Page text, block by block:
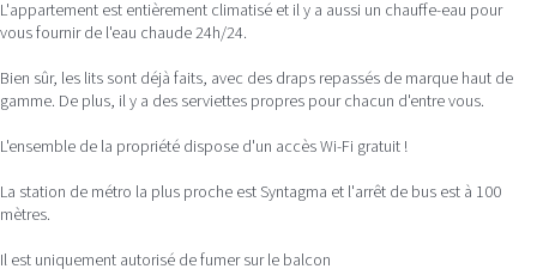
L'appartement est entièrement climatisé et il y a aussi un chauffe-eau pour
vous fournir de l'eau chaude 24h/24.
Bien sûr, les lits sont déjà faits, avec des draps repassés de marque haut de
gamme. De plus, il y a des serviettes propres pour chacun d'entre vous.
L'ensemble de la propriété dispose d'un accès Wi-Fi gratuit !
La station de métro la plus proche est Syntagma et l'arrêt de bus est à 100
mètres.
Il est uniquement autorisé de fumer sur le balcon